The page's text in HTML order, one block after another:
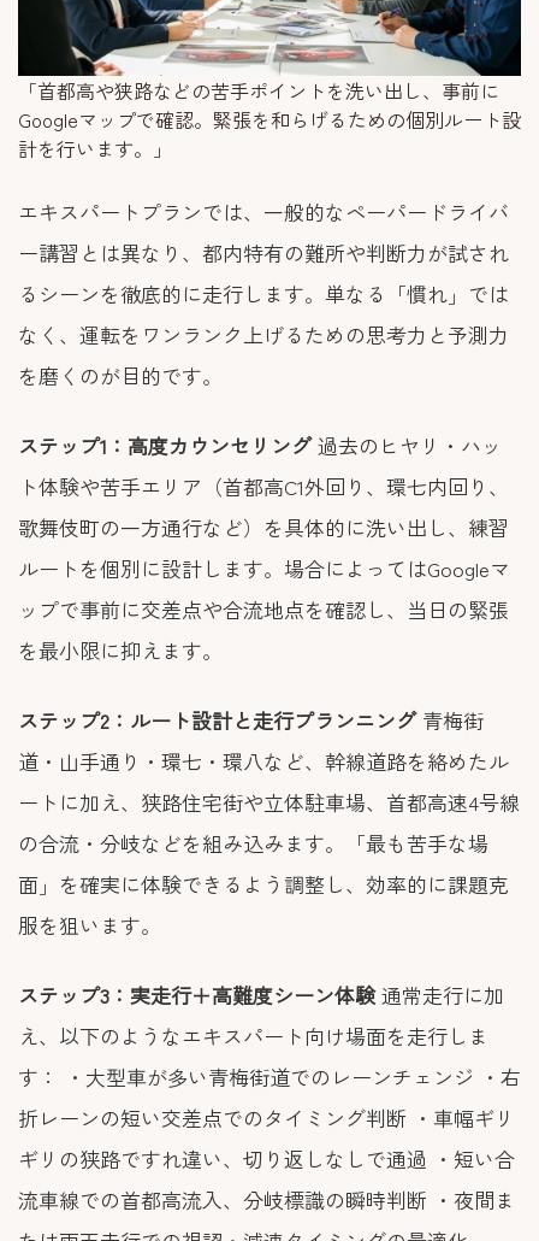
「首都高や狭路などの苦手ポイントを洗い出し、事前に
Googleマップで確認。緊張を和らげるための個別ルート設
計を行います。」
エキスパートプランでは、一般的なペーパードライバ
ー講習とは異なり、都内特有の難所や判断力が試され
るシーンを徹底的に走行します。単なる「慣れ」では
なく、運転をワンランク上げるための思考力と予測力
を磨くのが目的です。
ステップ1：高度カウンセリング過去のヒヤリ・ハッ
ト体験や苦手エリア（首都高C1外回り、環七内回り、
歌舞伎町の一方通行など）を具体的に洗い出し、練習
ルートを個別に設計します。場合によってはGoogleマ
ップで事前に交差点や合流地点を確認し、当日の緊張
を最小限に抑えます。
ステップ2：ルート設計と走行プランニング青梅街
道・山手通り・環七・環八など、幹線道路を絡めたル
ートに加え、狭路住宅街や立体駐車場、首都高速4号線
の合流・分岐などを組み込みます。「最も苦手な場
面」を確実に体験できるよう調整し、効率的に課題克
服を狙います。
ステップ3：実走行＋高難度シーン体験通常走行に加
え、以下のようなエキスパート向け場面を走行しま
す： ・大型車が多い青梅街道でのレーンチェンジ ・右
折レーンの短い交差点でのタイミング判断 ・車幅ギリ
ギリの狭路ですれ違い、切り返しなしで通過 ・短い合
流車線での首都高流入、分岐標識の瞬時判断 ・夜間ま